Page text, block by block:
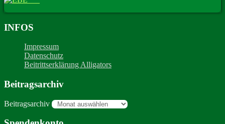
INFOS
Impressum
Datenschutz
Beitrittserklärung Alligators
Beitragsarchiv
Beitragsarchiv